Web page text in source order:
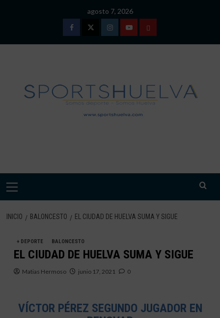
agosto 7, 2026
FacebookTwitterInstagramYoutubeTÉRMINOS
DE
USO
Menú
INICIO BALONCESTO EL CIUDAD DE HUELVA SUMA Y SIGUE
+ DEPORTE BALONCESTO
EL CIUDAD DE HUELVA SUMA Y SIGUE
Matias Hermoso junio 17, 2021 0
VÍCTOR PÉREZ SEGUNDO JUGADOR EN